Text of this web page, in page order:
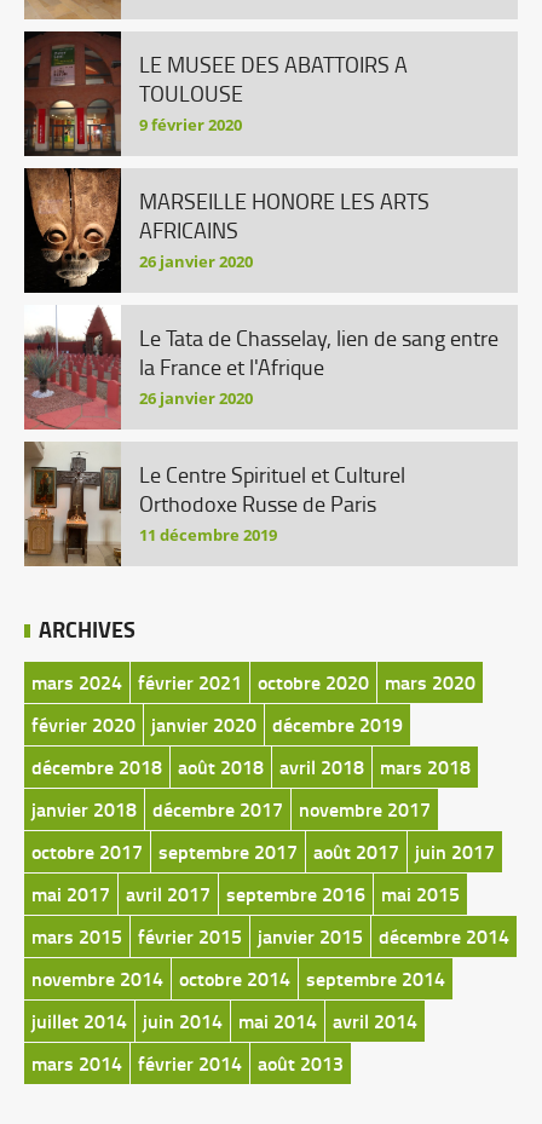
LE MUSEE DES ABATTOIRS A
TOULOUSE
9 février 2020
MARSEILLE HONORE LES ARTS
AFRICAINS
26 janvier 2020
Le Tata de Chasselay, lien de sang entre
la France et l'Afrique
26 janvier 2020
Le Centre Spirituel et Culturel
Orthodoxe Russe de Paris
11 décembre 2019
ARCHIVES
mars 2024 février 2021 octobre 2020
mars 2020
février 2020
janvier 2020 décembre 2019
décembre 2018 août 2018 avril 2018
mars 2018
janvier 2018 décembre 2017
novembre 2017
octobre 2017
septembre 2017 août 2017
juin 2017
mai 2017
avril 2017 septembre 2016
mai 2015
mars 2015
février 2015 janvier 2015
décembre 2014
novembre 2014 octobre 2014 septembre 2014
juillet 2014
juin 2014 mai 2014 avril 2014
mars 2014 février 2014 août 2013